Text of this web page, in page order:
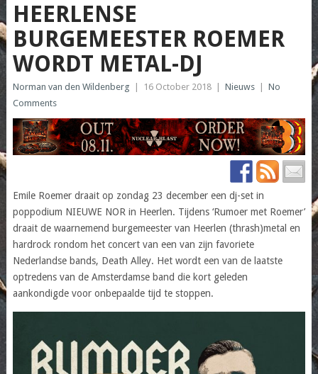
HEERLENSE
BURGEMEESTER ROEMER
WORDT METAL-DJ
Norman van den Wildenberg 16 October 2018 Nieuws
No
Comments
Emile Roemer draait op zondag 23 december een dj-set in
poppodium NIEUWE NOR in Heerlen. Tijdens ‘Rumoer met Roemer’
draait de waarnemend burgemeester van Heerlen (thrash)metal en
hardrock rondom het concert van een van zijn favoriete
Nederlandse bands, Death Alley. Het wordt een van de laatste
optredens van de Amsterdamse band die kort geleden
aankondigde voor onbepaalde tijd te stoppen.